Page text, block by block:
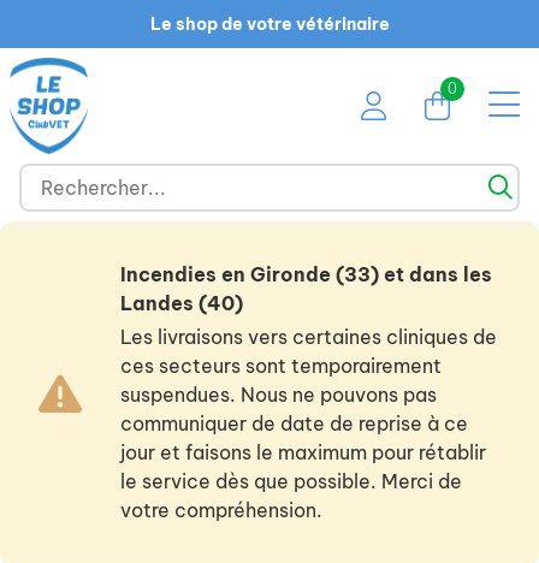
Le shop de votre vétérinaire
0
Incendies en Gironde (33) et dans les
Landes (40)
Les livraisons vers certaines cliniques de
ces secteurs sont temporairement
suspendues. Nous ne pouvons pas
communiquer de date de reprise à ce
jour et faisons le maximum pour rétablir
le service dès que possible. Merci de
votre compréhension.